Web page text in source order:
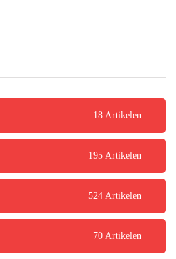
18 Artikelen
195 Artikelen
524 Artikelen
70 Artikelen